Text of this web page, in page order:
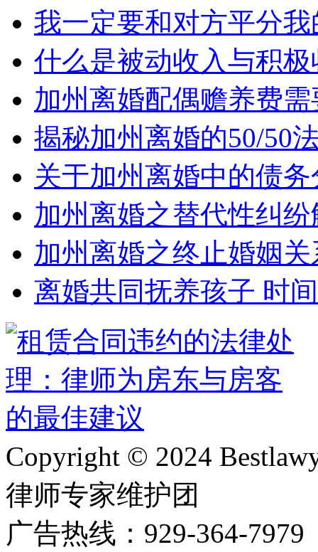
我一定要和对方平分
什么是被动收入与积
加州离婚配偶赡养费
揭秘加州离婚的50/50
关于加州离婚中的债
加州离婚之替代性纠
加州离婚之终止婚姻关
离婚共同抚养孩子 时
Copyright © 2024
律师专家维护团
广告热线：929-364-